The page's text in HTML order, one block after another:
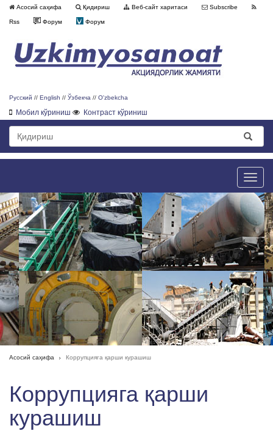
Асосий саҳифа Қидириш Веб-сайт харитаси Subscribe
Rss Форум Форум
Русский // English // Ўзбекча // O'zbekcha
Мобил кўриниш Контраст кўриниш
Toggle
Асосий саҳифа Коррупцияга қарши курашиш
Коррупцияга қарши
курашиш